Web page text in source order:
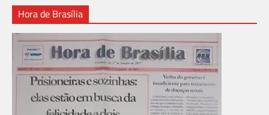
Hora de Brasília